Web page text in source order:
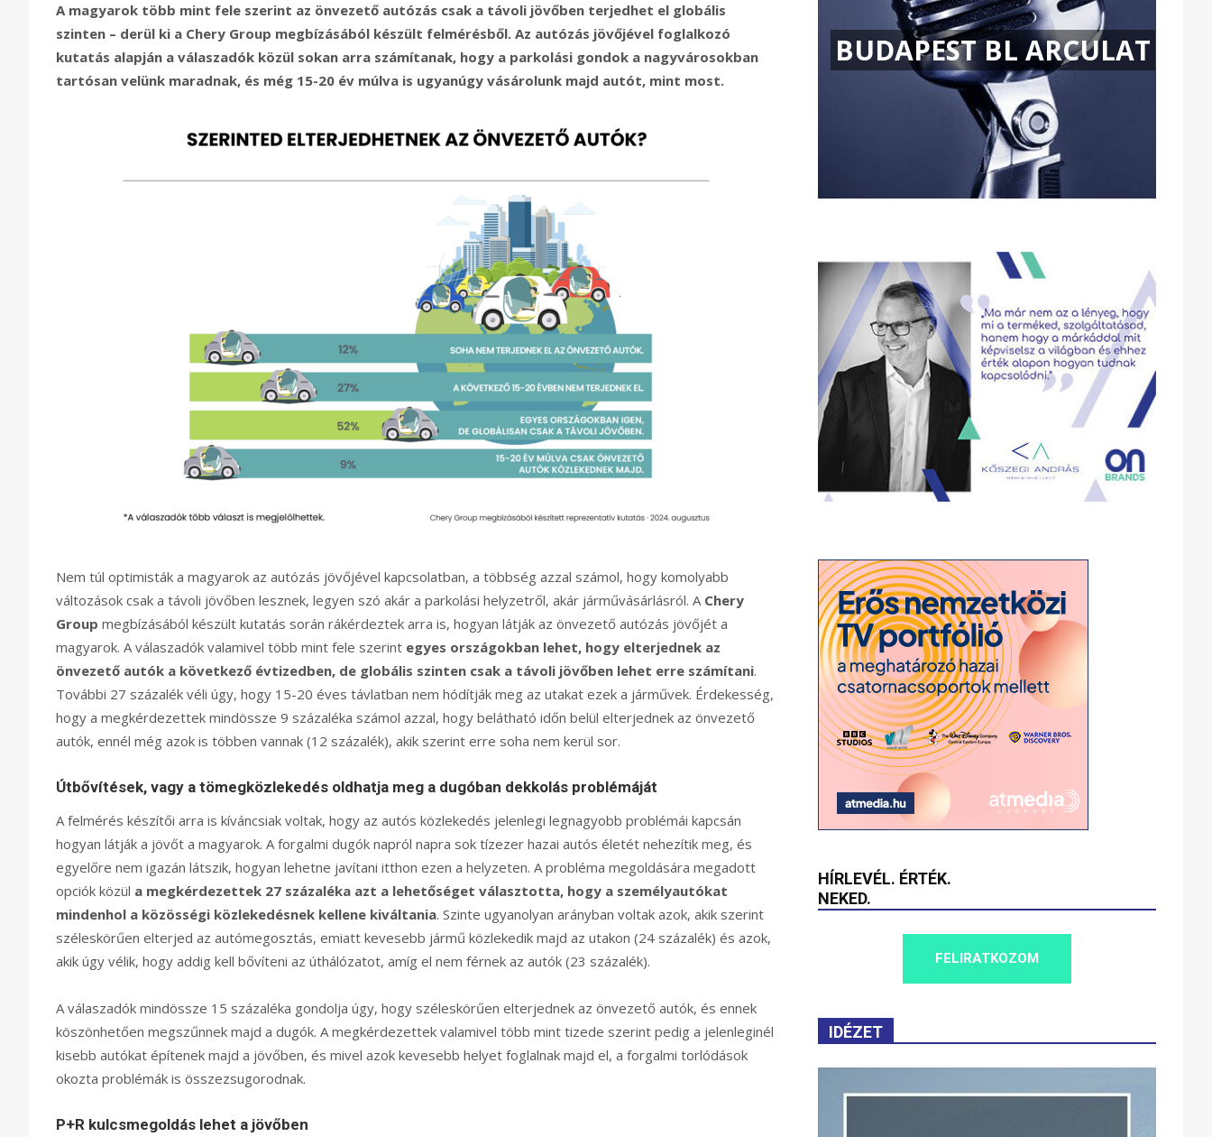
A magyarok több mint fele szerint az önvezető autózás csak a távoli jövőben terjedhet el globális
szinten – derül ki a Chery Group megbízásából készült felmérésből. Az autózás jövőjével foglalkozó
kutatás alapján a válaszadók közül sokan arra számítanak, hogy a parkolási gondok a nagyvárosokban
tartósan velünk maradnak, és még 15-20 év múlva is ugyanúgy vásárolunk majd autót, mint most.
Nem túl optimisták a magyarok az autózás jövőjével kapcsolatban, a többség azzal számol, hogy komolyabb
változások csak a távoli jövőben lesznek, legyen szó akár a parkolási helyzetről, akár járművásárlásról. A Chery
Group megbízásából készült kutatás során rákérdeztek arra is, hogyan látják az önvezető autózás jövőjét a
magyarok. A válaszadók valamivel több mint fele szerint egyes országokban lehet, hogy elterjednek az
önvezető autók a következő évtizedben, de globális szinten csak a távoli jövőben lehet erre számítani.
További 27 százalék véli úgy, hogy 15-20 éves távlatban nem hódítják meg az utakat ezek a járművek. Érdekesség,
hogy a megkérdezettek mindössze 9 százaléka számol azzal, hogy belátható időn belül elterjednek az önvezető
autók, ennél még azok is többen vannak (12 százalék), akik szerint erre soha nem kerül sor.
Útbővítések, vagy a tömegközlekedés oldhatja meg a dugóban dekkolás problémáját
A felmérés készítői arra is kíváncsiak voltak, hogy az autós közlekedés jelenlegi legnagyobb problémái kapcsán
hogyan látják a jövőt a magyarok. A forgalmi dugók napról napra sok tízezer hazai autós életét nehezítik meg, és
egyelőre nem igazán látszik, hogyan lehetne javítani itthon ezen a helyzeten. A probléma megoldására megadott
opciók közül a megkérdezettek 27 százaléka azt a lehetőséget választotta, hogy a személyautókat
mindenhol a közösségi közlekedésnek kellene kiváltania. Szinte ugyanolyan arányban voltak azok, akik szerint
széleskörűen elterjed az autómegosztás, emiatt kevesebb jármű közlekedik majd az utakon (24 százalék) és azok,
akik úgy vélik, hogy addig kell bővíteni az úthálózatot, amíg el nem férnek az autók (23 százalék).
A válaszadók mindössze 15 százaléka gondolja úgy, hogy széleskörűen elterjednek az önvezető autók, és ennek
köszönhetően megszűnnek majd a dugók. A megkérdezettek valamivel több mint tizede szerint pedig a jelenleginél
kisebb autókat építenek majd a jövőben, és mivel azok kevesebb helyet foglalnak majd el, a forgalmi torlódások
okozta problémák is összezsugorodnak.
P+R kulcsmegoldás lehet a jövőben
BUDAPEST BL ARCULAT
HÍRLEVÉL. ÉRTÉK.
NEKED.
FELIRATKOZOM
IDÉZET